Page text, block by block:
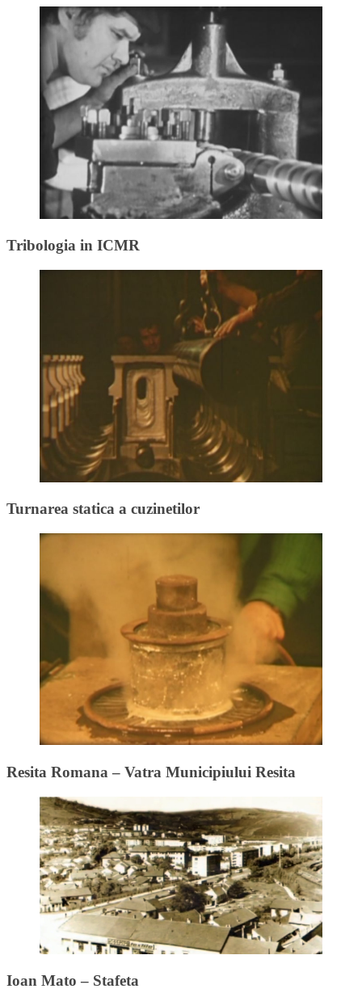
Tribologia in ICMR
Turnarea statica a cuzinetilor
Resita Romana – Vatra Municipiului Resita
Ioan Mato – Stafeta